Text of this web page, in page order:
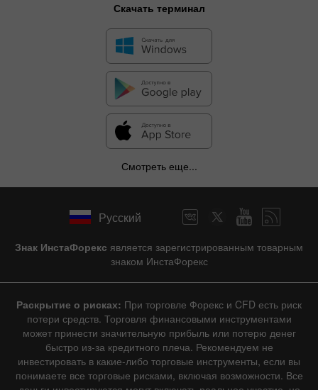
Скачать терминал
Смотреть еще...
Русский
Знак ИнстаФорекс является зарегистрированным товарным
знаком ИнстаФорекс
Раскрытие о рисках: При торговле Форекс и CFD есть риск
потери средств. Торговля финансовыми инструментами
может принести значительную прибыль или потерю денег
быстро из-за кредитного плеча. Рекомендуем не
инвестировать в какие-либо торговые инструменты, если вы
понимаете все торговые рисками, включая возможности. Все